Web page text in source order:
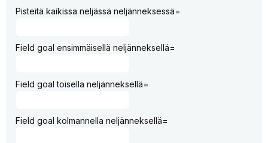
Pisteitä kaikissa neljässä neljänneksessä=
Field goal ensimmäisellä neljänneksellä=
Field goal toisella neljänneksellä=
Field goal kolmannella neljänneksellä=